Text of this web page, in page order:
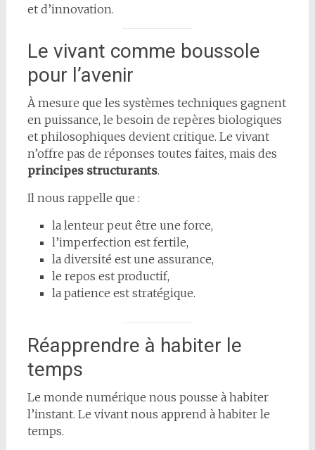
et d’innovation.
Le vivant comme boussole
pour l’avenir
À mesure que les systèmes techniques gagnent
en puissance, le besoin de repères biologiques
et philosophiques devient critique. Le vivant
n’offre pas de réponses toutes faites, mais des
principes structurants.
Il nous rappelle que :
la lenteur peut être une force,
l’imperfection est fertile,
la diversité est une assurance,
le repos est productif,
la patience est stratégique.
Réapprendre à habiter le
temps
Le monde numérique nous pousse à habiter
l’instant. Le vivant nous apprend à habiter le
temps.